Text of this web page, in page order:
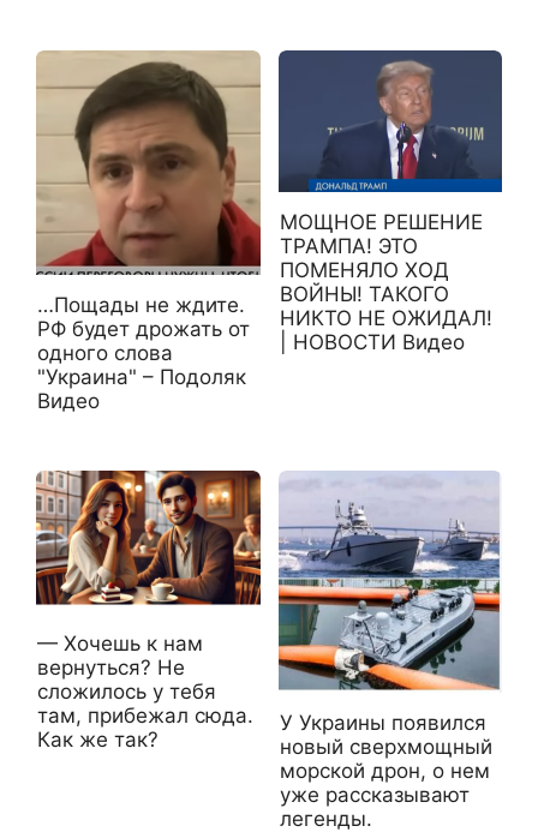
…Пощады не ждите.
РФ будет дрожать от
одного слова
"Украина" – Подоляк
Видео
МОЩНОЕ РЕШЕНИЕ
ТРАМПА! ЭТО
ПОМЕНЯЛО ХОД
ВОЙНЫ! ТАКОГО
НИКТО НЕ ОЖИДАЛ!
| НОВОСТИ Видео
— Хочешь к нам
вернуться? Не
сложилось у тебя
там, прибежал сюда.
Как же так?
У Украины появился
новый сверхмощный
морской дрон, о нем
уже рассказывают
легенды.